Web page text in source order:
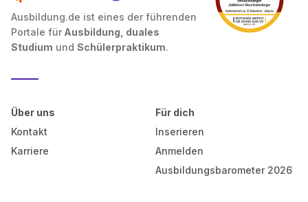
Ausbildung.de ist eines der führenden
Portale für Ausbildung, duales
Studium und Schülerpraktikum.
Über uns
Kontakt
Karriere
Für dich
Inserieren
Anmelden
Ausbildungsbarometer 2026